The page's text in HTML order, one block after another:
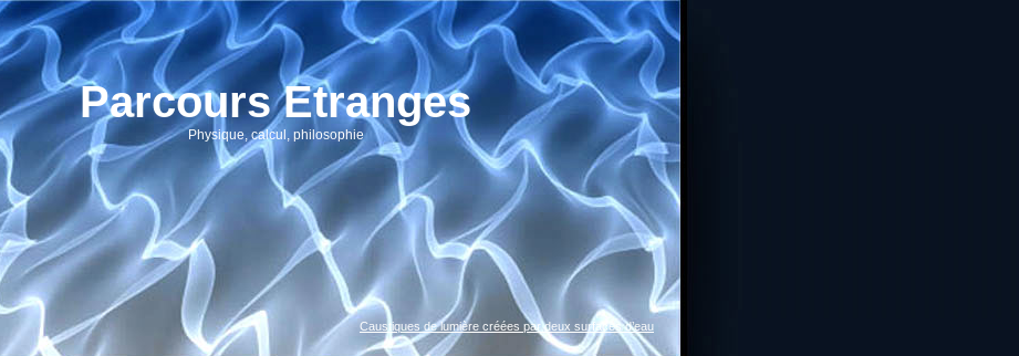
Parcours Etranges
Physique, calcul, philosophie
Caustiques de lumière créées par deux surfaces d’eau